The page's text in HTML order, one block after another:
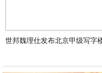
世邦魏理仕发布北京甲级写字